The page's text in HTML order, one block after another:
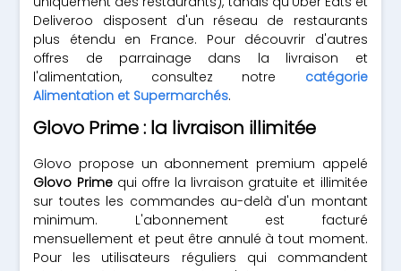
Deliveroo disposent d'un réseau de restaurants
plus étendu en France. Pour découvrir d'autres
offres de parrainage dans la livraison et
l'alimentation, consultez notre catégorie
Alimentation et Supermarchés.
Glovo Prime : la livraison illimitée
Glovo propose un abonnement premium appelé
Glovo Primequi offre la livraison gratuite et illimitée
sur toutes les commandes au-delà d'un montant
minimum. L'abonnement est facturé
mensuellement et peut être annulé à tout moment.
Pour les utilisateurs réguliers qui commandent